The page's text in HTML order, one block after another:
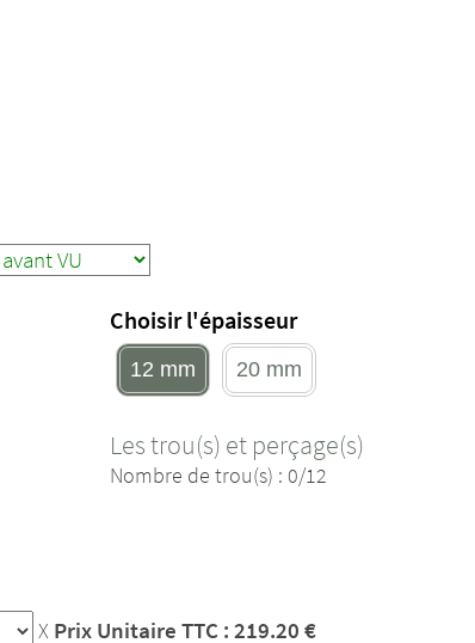
Choisir l'épaisseur
12 mm 20 mm
Les trou(s) et perçage(s)
Nombre de trou(s) : 0/12
X Prix Unitaire TTC : 219.20 €